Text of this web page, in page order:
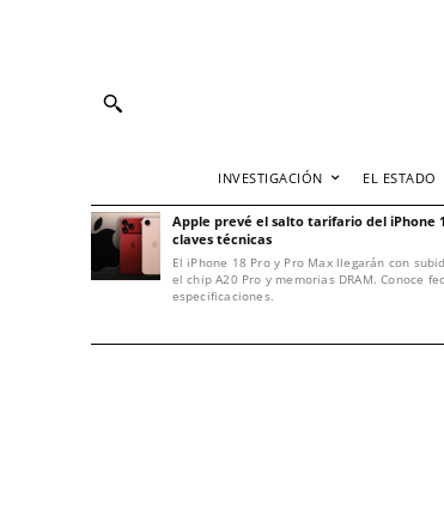
INVESTIGACIÓN EL ESTADO
Apple prevé el salto tarifario del iPhone
claves técnicas
El iPhone 18 Pro y Pro Max llegarán con
el chip A20 Pro y memorias DRAM. Conoce
especificaciones.